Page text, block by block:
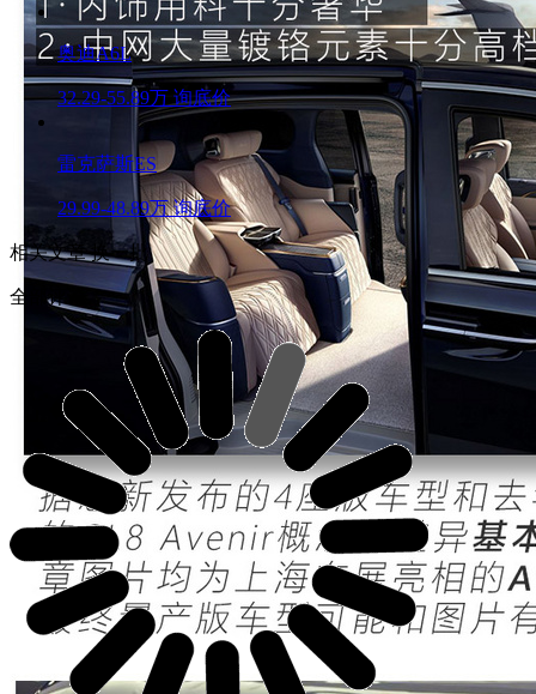
奥迪A6L
32.29-55.89万 询底价
雷克萨斯ES
29.99-48.89万 询底价
相关文章换一批
全部评论